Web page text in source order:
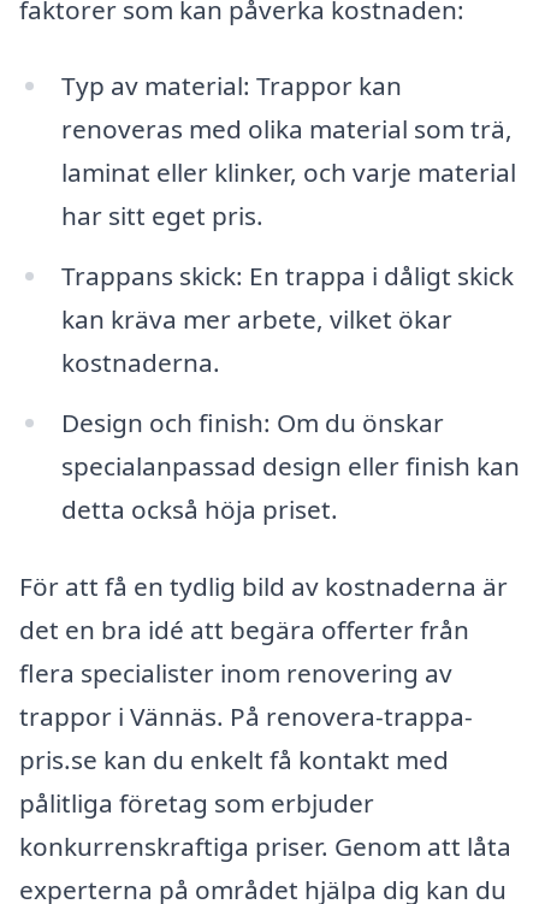
faktorer som kan påverka kostnaden:
Typ av material: Trappor kan
renoveras med olika material som trä,
laminat eller klinker, och varje material
har sitt eget pris.
Trappans skick: En trappa i dåligt skick
kan kräva mer arbete, vilket ökar
kostnaderna.
Design och finish: Om du önskar
specialanpassad design eller finish kan
detta också höja priset.
För att få en tydlig bild av kostnaderna är
det en bra idé att begära offerter från
flera specialister inom renovering av
trappor i Vännäs. På renovera-trappa-
pris.se kan du enkelt få kontakt med
pålitliga företag som erbjuder
konkurrenskraftiga priser. Genom att låta
experterna på området hjälpa dig kan du